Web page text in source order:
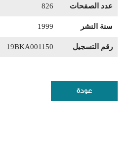
عدد الصفحات 826
سنة النشر 1999
رقم التسجيل 19BKA001150
عودة